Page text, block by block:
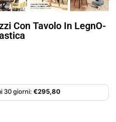
Con Tavolo In LegnO-
30 giorni: €295,80